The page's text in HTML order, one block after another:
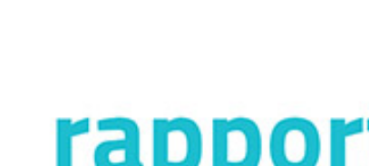
l'image
agrandie